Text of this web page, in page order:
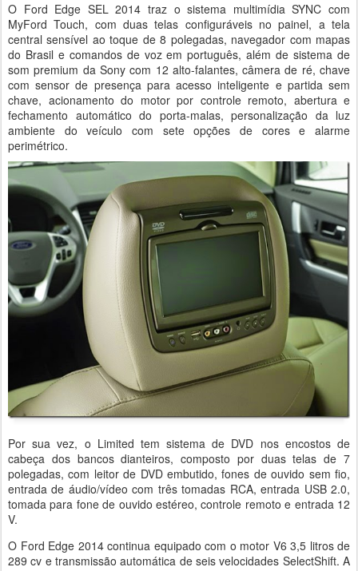
O Ford Edge SEL 2014 traz o sistema multimídia SYNC com
MyFord Touch, com duas telas configuráveis no painel, a tela
central sensível ao toque de 8 polegadas, navegador com mapas
do Brasil e comandos de voz em português, além de sistema de
som premium da Sony com 12 alto-falantes, câmera de ré, chave
com sensor de presença para acesso inteligente e partida sem
chave, acionamento do motor por controle remoto, abertura e
fechamento automático do porta-malas, personalização da luz
ambiente do veículo com sete opções de cores e alarme
perimétrico.
Por sua vez, o Limited tem sistema de DVD nos encostos de
cabeça dos bancos dianteiros, composto por duas telas de 7
polegadas, com leitor de DVD embutido, fones de ouvido sem fio,
entrada de áudio/vídeo com três tomadas RCA, entrada USB 2.0,
tomada para fone de ouvido estéreo, controle remoto e entrada 12
V.
O Ford Edge 2014 continua equipado com o motor V6 3,5 litros de
289 cv e transmissão automática de seis velocidades SelectShift. A